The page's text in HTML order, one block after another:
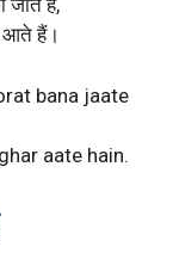
जाते है,
आते हैं।
bana jaate
aate hain.